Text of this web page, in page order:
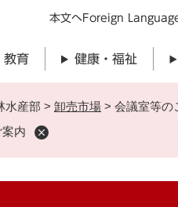
メニ
本文へForeign
教育 健康・福祉
水産部 > 卸売市場 > 会議室等の
内